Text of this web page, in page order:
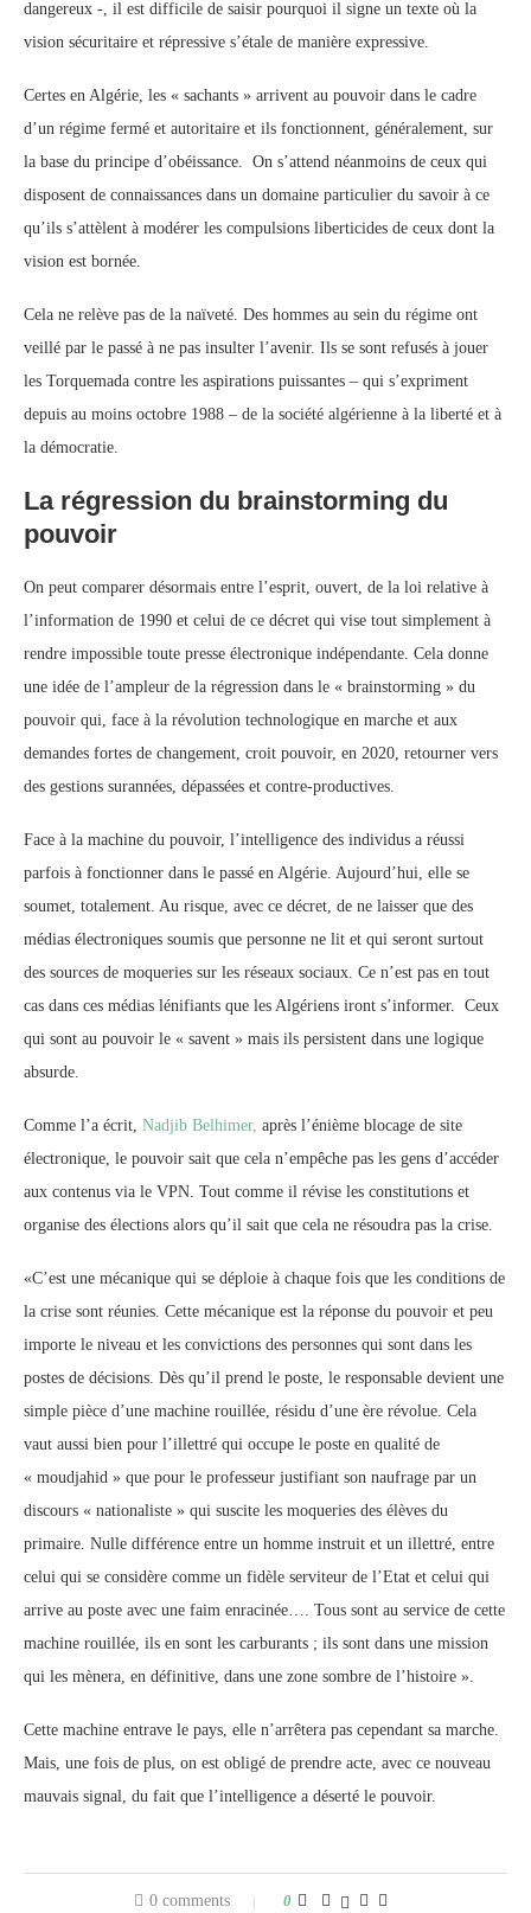
dangereux -, il est difficile de saisir pourquoi il signe un texte où la
vision sécuritaire et répressive s’étale de manière expressive.
Certes en Algérie, les « sachants » arrivent au pouvoir dans le cadre
d’un régime fermé et autoritaire et ils fonctionnent, généralement, sur
la base du principe d’obéissance. On s’attend néanmoins de ceux qui
disposent de connaissances dans un domaine particulier du savoir à ce
qu’ils s’attèlent à modérer les compulsions liberticides de ceux dont la
vision est bornée.
Cela ne relève pas de la naïveté. Des hommes au sein du régime ont
veillé par le passé à ne pas insulter l’avenir. Ils se sont refusés à jouer
les Torquemada contre les aspirations puissantes – qui s’expriment
depuis au moins octobre 1988 – de la société algérienne à la liberté et à
la démocratie.
La régression du brainstorming du
pouvoir
On peut comparer désormais entre l’esprit, ouvert, de la loi relative à
l’information de 1990 et celui de ce décret qui vise tout simplement à
rendre impossible toute presse électronique indépendante. Cela donne
une idée de l’ampleur de la régression dans le « brainstorming » du
pouvoir qui, face à la révolution technologique en marche et aux
demandes fortes de changement, croit pouvoir, en 2020, retourner vers
des gestions surannées, dépassées et contre-productives.
Face à la machine du pouvoir, l’intelligence des individus a réussi
parfois à fonctionner dans le passé en Algérie. Aujourd’hui, elle se
soumet, totalement. Au risque, avec ce décret, de ne laisser que des
médias électroniques soumis que personne ne lit et qui seront surtout
des sources de moqueries sur les réseaux sociaux. Ce n’est pas en tout
cas dans ces médias lénifiants que les Algériens iront s’informer. Ceux
qui sont au pouvoir le « savent » mais ils persistent dans une logique
absurde.
Comme l’a écrit, Nadjib Belhimer, après l’énième blocage de site
électronique, le pouvoir sait que cela n’empêche pas les gens d’accéder
aux contenus via le VPN. Tout comme il révise les constitutions et
organise des élections alors qu’il sait que cela ne résoudra pas la crise.
«C’est une mécanique qui se déploie à chaque fois que les conditions de
la crise sont réunies. Cette mécanique est la réponse du pouvoir et peu
importe le niveau et les convictions des personnes qui sont dans les
postes de décisions. Dès qu’il prend le poste, le responsable devient une
simple pièce d’une machine rouillée, résidu d’une ère révolue. Cela
vaut aussi bien pour l’illettré qui occupe le poste en qualité de
« moudjahid » que pour le professeur justifiant son naufrage par un
discours « nationaliste » qui suscite les moqueries des élèves du
primaire. Nulle différence entre un homme instruit et un illettré, entre
celui qui se considère comme un fidèle serviteur de l’Etat et celui qui
arrive au poste avec une faim enracinée…. Tous sont au service de cette
machine rouillée, ils en sont les carburants ; ils sont dans une mission
qui les mènera, en définitive, dans une zone sombre de l’histoire ».
Cette machine entrave le pays, elle n’arrêtera pas cependant sa marche.
Mais, une fois de plus, on est obligé de prendre acte, avec ce nouveau
mauvais signal, du fait que l’intelligence a déserté le pouvoir.
0 comments 0